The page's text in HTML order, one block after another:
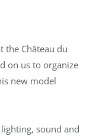
the Château du
on us to organize
new model
sound and